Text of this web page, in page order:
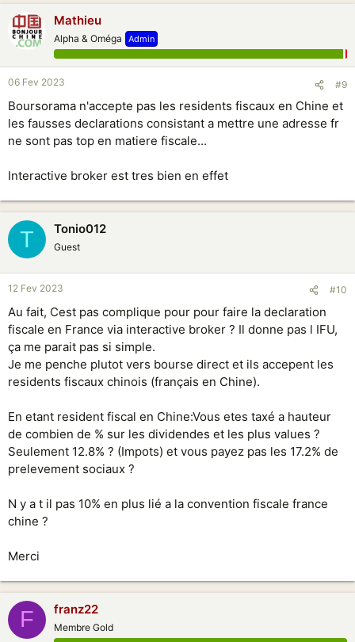
Mathieu
Alpha & Oméga Admin
06 Fev 2023 #9
Boursorama n'accepte pas les residents fiscaux en Chine et
les fausses declarations consistant a mettre une adresse fr
ne sont pas top en matiere fiscale...
Interactive broker est tres bien en effet
T Tonio012
Guest
12 Fev 2023 #10
Au fait, Cest pas complique pour pour faire la declaration
fiscale en France via interactive broker ? Il donne pas l IFU,
ça me parait pas si simple.
Je me penche plutot vers bourse direct et ils accepent les
residents fiscaux chinois (français en Chine).
En etant resident fiscal en Chine:Vous etes taxé a hauteur
de combien de % sur les dividendes et les plus values ?
Seulement 12.8% ? (Impots) et vous payez pas les 17.2% de
prelevement sociaux ?
N y a t il pas 10% en plus lié a la convention fiscale france
chine ?
Merci
F franz22
Membre Gold